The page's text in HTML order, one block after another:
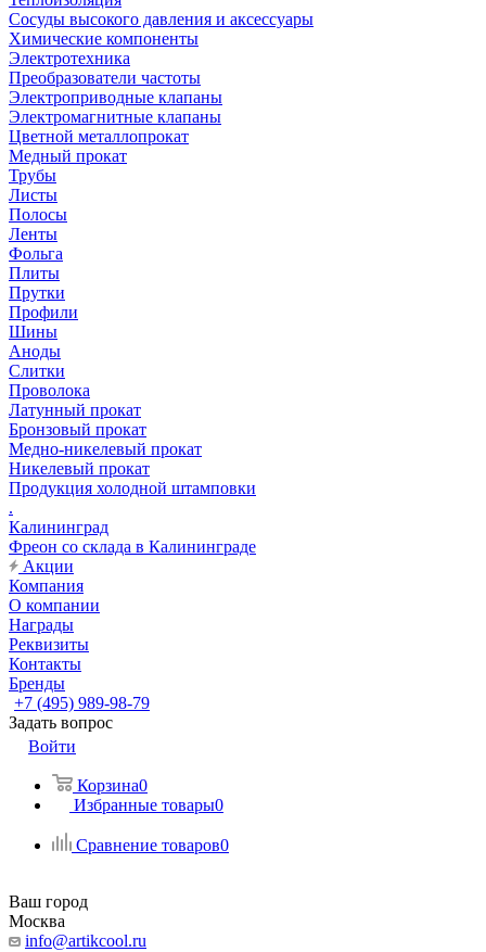
Сосуды высокого давления и аксессуары
Химические компоненты
Электротехника
Преобразователи частоты
Электроприводные клапаны
Электромагнитные клапаны
Цветной металлопрокат
Медный прокат
Трубы
Листы
Полосы
Ленты
Фольга
Плиты
Прутки
Профили
Шины
Аноды
Слитки
Проволока
Латунный прокат
Бронзовый прокат
Медно-никелевый прокат
Никелевый прокат
Продукция холодной штамповки
.
Калининград
Фреон со склада в Калининграде
Акции
Компания
О компании
Награды
Реквизиты
Контакты
Бренды
+7 (495) 989-98-79
Задать вопрос
Войти
Корзина0
Избранные товары0
Сравнение товаров0
Ваш город
Москва
info@artikcool.ru